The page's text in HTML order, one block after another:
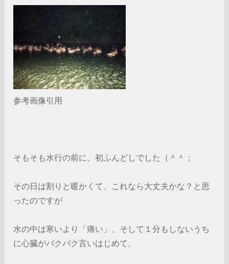
参考画像引用
そもそも水行の前に、初ふんどしでした（＾＾；
その日は割りと暖かくて、これなら大丈夫かな？と思
ったのですが
水の中は寒いより「痛い」、そして１分もしないうち
に心臓がバクバク言いはじめて、